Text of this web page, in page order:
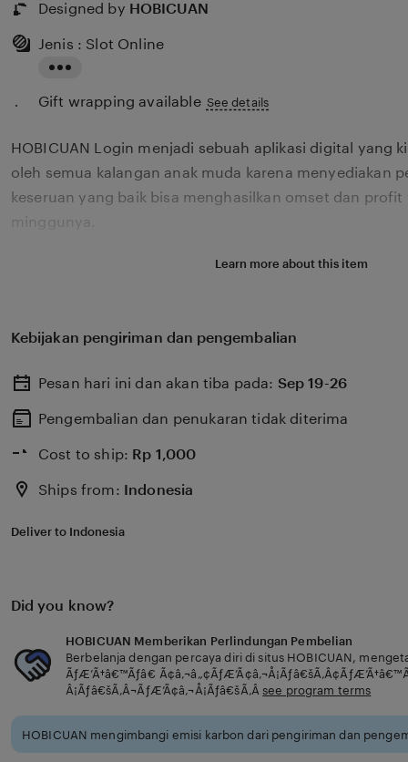
Designed by HOBICUAN
the
description
Jenis : Slot Online
Gift wrapping available See details
HOBICUAN Login menjadi sebuah aplikasi digital yang
oleh semua kalangan anak muda karena menyediakan
keseruan yang baik bisa menghasilkan omset dan
minggunya.
Learn more about this item
Kebijakan pengiriman dan pengembalian
Pesan hari ini dan akan tiba pada: Sep 19-26
Pengembalian dan penukaran tidak diterima
Cost to ship: Rp 1,000
Ships from: Indonesia
Deliver to Indonesia
Did you know?
HOBICUAN Memberikan Perlindungan Pembelian
Berbelanja dengan percaya diri di situs HOBICUAN,
ÃƒÆ’Ã†â€™Ãƒâ€
Â¡Ãƒâ€šÃ‚Â¬ÃƒÆ’Ã¢â‚¬Å¡Ãƒâ€šÃ‚Âsee program terms
HOBICUAN mengimbangi emisi karbon dari pengiriman dan